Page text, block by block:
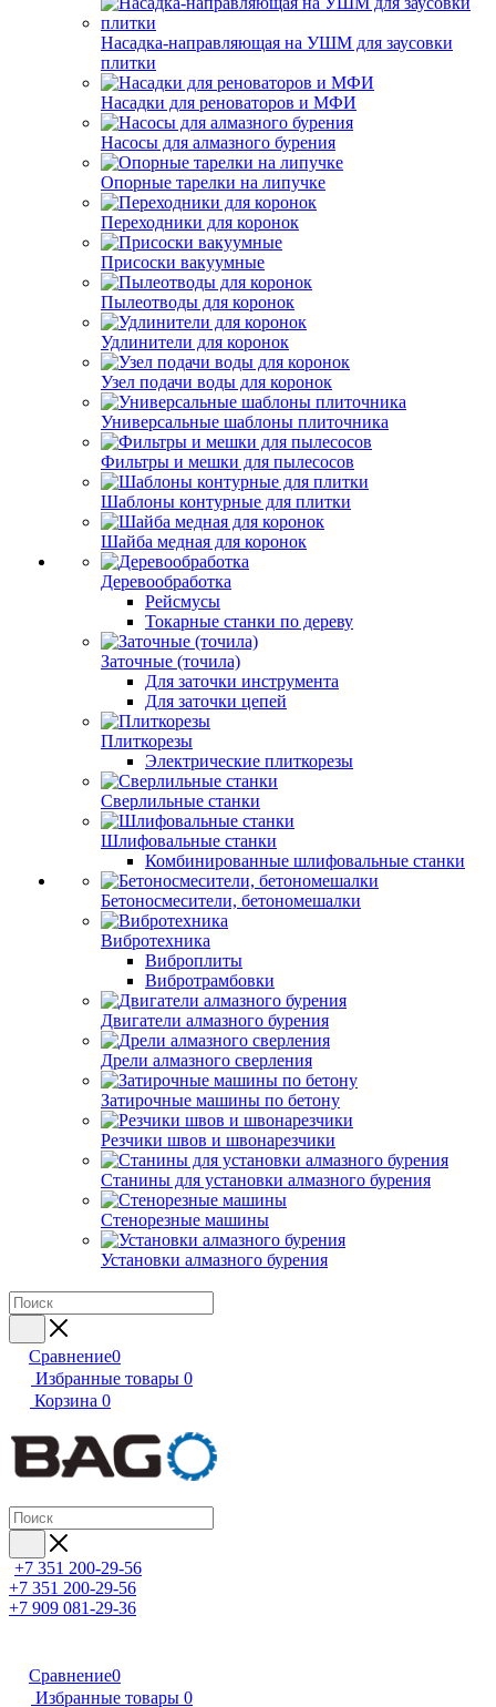
Насадка-направляющая на УШМ для заусовки
плитки
Насадки для реноваторов и МФИ
Насосы для алмазного бурения
Опорные тарелки на липучке
Переходники для коронок
Присоски вакуумные
Пылеотводы для коронок
Удлинители для коронок
Узел подачи воды для коронок
Универсальные шаблоны плиточника
Фильтры и мешки для пылесосов
Шаблоны контурные для плитки
Шайба медная для коронок
Деревообработка
Рейсмусы
Токарные станки по дереву
Заточные (точила)
Для заточки инструмента
Для заточки цепей
Плиткорезы
Электрические плиткорезы
Сверлильные станки
Шлифовальные станки
Комбинированные шлифовальные станки
Бетоносмесители, бетономешалки
Вибротехника
Виброплиты
Вибротрамбовки
Двигатели алмазного бурения
Дрели алмазного сверления
Затирочные машины по бетону
Резчики швов и швонарезчики
Станины для установки алмазного бурения
Стенорезные машины
Установки алмазного бурения
Сравнение0
Избранные товары 0
Корзина 0
+7 351 200-29-56
+7 351 200-29-56
+7 909 081-29-36
Сравнение0
Избранные товары 0